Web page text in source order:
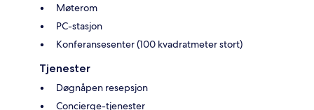
Møterom
PC-stasjon
Konferansesenter (100 kvadratmeter stort)
Tjenester
Døgnåpen resepsjon
Concierge-tjenester